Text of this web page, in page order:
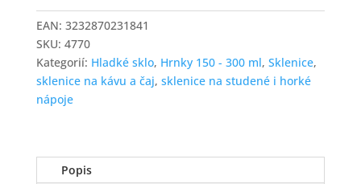
ml
v
moderním
stylu
množství
EAN: 3232870231841
SKU: 4770
Kategorií: Hladké sklo, Hrnky 150 - 300 ml, Sklenice,
sklenice na kávu a čaj, sklenice na studené i horké
nápoje
Popis